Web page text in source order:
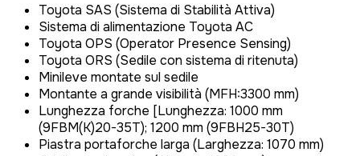
Toyota SAS (Sistema di Stabilità Attiva)
Sistema di alimentazione Toyota AC
Toyota OPS (Operator Presence Sensing)
Toyota ORS (Sedile con sistema di ritenuta)
Minileve montate sul sedile
Montante a grande visibilità (MFH:3300 mm)
Lunghezza forche [Lunghezza: 1000 mm
(9FBM(K)20-35T); 1200 mm (9FBH25-30T)
Piastra portaforche larga (Larghezza: 1070 mm)